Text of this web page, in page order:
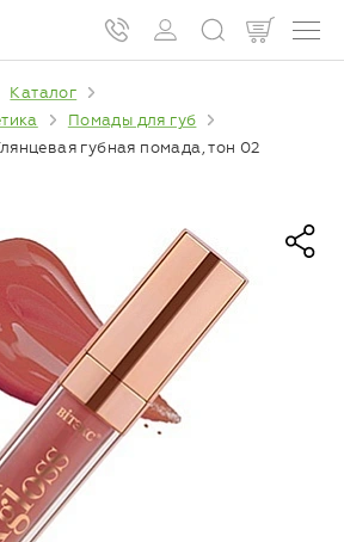
Каталог
Помады для губ
губная помада, тон 02